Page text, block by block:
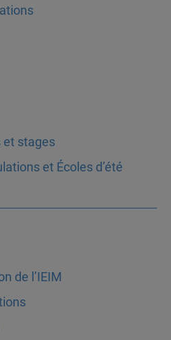
et stages
et Écoles d’été
de l’IEIM